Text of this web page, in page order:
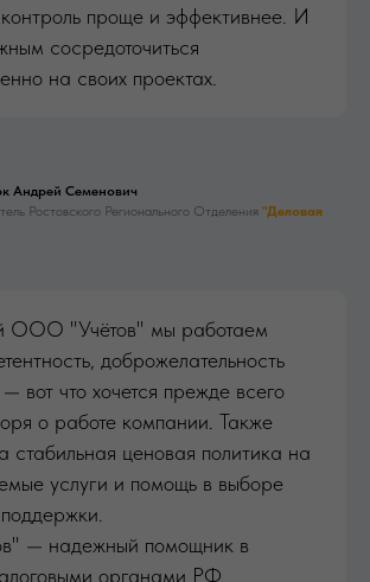
проще и эффективнее. И
сосредоточиться
на своих проектах.
Андрей Семенович
Ростовского Регионального Отделения "Деловая
ООО "Учётов" мы работаем
доброжелательность
вот что хочется прежде всего
о работе компании. Также
стабильная ценовая политика на
услуги и помощь в выборе
— надежный помощник в
органами РФ.